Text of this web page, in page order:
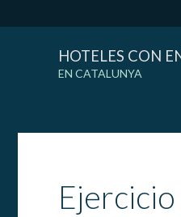
HOTELES CON
EN CATALUNYA